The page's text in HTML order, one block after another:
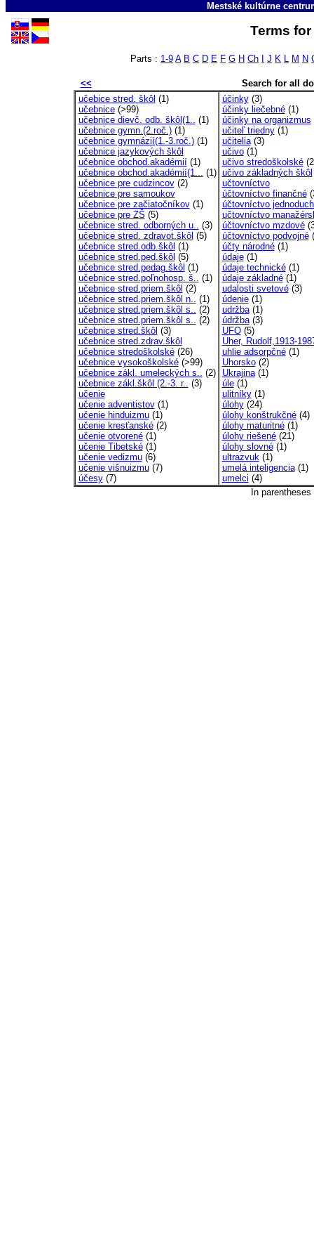
Mestské kultúrne
Terms
Parts : 1-9 A B C D E F G H Ch J K L M N
<<
Search for all
učebice stred. škôl (1)
učebnice(>99)
učebnice dievč. odb. škôl(1.. (1)
učebnice gymn.(2.roč.)(1)
učebnice gymnázií(1.-3.roč.)(1)
učebnice jazykových škôl
učebnice obchod.akadémií(1)
učebnice obchod.akadémií(1... (1)
učebnice pre cudzincov(2)
učebnice pre samoukov
učebnice pre začiatočníkov(1)
učebnice pre ZŠ (5)
učebnice stred. odborných u.. (3)
učebnice stred. zdravot.škôl (5)
učebnice stred.odb.škôl (1)
učebnice stred.ped.škôl (5)
učebnice stred.pedag.škôl (1)
učebnice stred.poľnohosp. š.. (1)
učebnice stred.priem.škôl (2)
učebnice stred.priem.škôl n.. (1)
učebnice stred.priem.škôl s.. (2)
učebnice stred.priem.škôl s.. (2)
učebnice stred.škôl (3)
učebnice stred.zdrav.škôl
učebnice stredoškolské(26)
učebnice vysokoškolské(>99)
učebnice zákl. umeleckých s.. (2)
učebnice zákl.škôl (2.-3. r.. (3)
učenie
učenie adventistov(1)
učenie hinduizmu(1)
učenie kresťanské(2)
učenie otvorené(1)
učenie Tibetské(1)
učenie vedizmu(6)
učenie višnuizmu(7)
účesy(7)
účinky(3)
účinky liečebné(1)
účinky na organizmus
učiteľ triedny(1)
učitelia(3)
učivo(1)
učivo stredoškolské
učivo základných škôl
učtovníctvo
účtovníctvo finančné
účtovníctvo
učtovníctvo
účtovníctvo mzdové
účtovníctvo podvojné
účty národné(1)
údaje(1)
údaje technické(1)
údaje základné(1)
udalosti svetové(3)
údenie(1)
udržba(1)
údržba(3)
UFO(5)
Uher, Rudolf,1913-
uhlie adsorpčné(1)
Uhorsko(2)
Ukrajina(1)
úle(1)
ulitníky(1)
úlohy(24)
úlohy konštrukčné(4)
úlohy maturitné(1)
úlohy riešené(21)
úlohy slovné(1)
ultrazvuk(1)
umelá inteligencia(1)
umelci (4)
In